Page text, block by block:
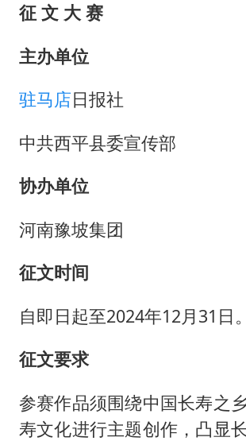
征 文 大 赛
主办单位
驻马店日报社
中共西平县委宣传部
协办单位
河南豫坡集团
征文时间
自即日起至2024年12月31日。
征文要求
参赛作品须围绕中国长寿之
寿文化进行主题创作，凸显